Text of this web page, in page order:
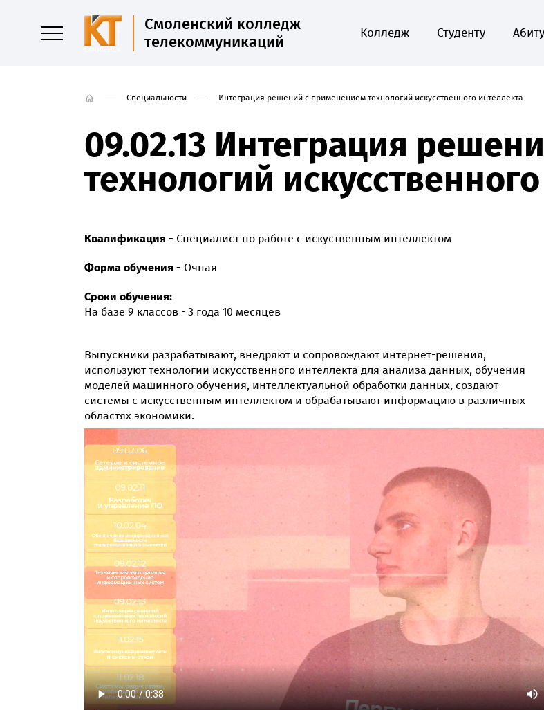
Смоленский колледж
телекоммуникаций
Колледж Студенту
Специальности Интеграция решений с применением технологий искусственного интеллекта
09.02.13 Интеграция
технологий
Квалификация - Специалист по работе с искуственным интеллектом
Форма обучения - Очная
Сроки обучения:
На базе 9 классов - 3 года 10 месяцев
Выпускники разрабатывают, внедряют и сопровождают интернет-решения,
используют технологии искусственного интеллекта для анализа данных, обучения
моделей машинного обучения, интеллектуальной обработки данных, создают
системы с искусственным интеллектом и обрабатывают информацию в различных
областях экономики.